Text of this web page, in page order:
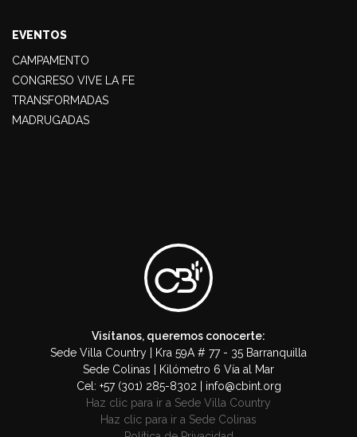
EVENTOS
CAMPAMENTO
CONGRESO VIVE LA FE
TRANSFORMADAS
MADRUGADAS
Visítanos, queremos conocerte:
Sede Villa Country | Kra 59A # 77 - 35 Barranquilla
Sede Colinas | Kilómetro 6 Vía al Mar
Cel: +57 (301) 285-8302 | info@cbint.org
Haz clic para ir a Sede Villa Country
Haz clic para ir a Sede Colinas